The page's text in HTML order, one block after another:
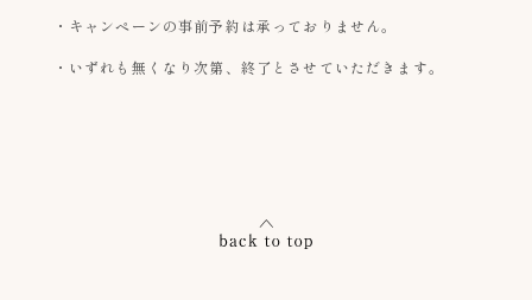
・キャンペーンの事前予約は承っておりません。
・いずれも無くなり次第、終了とさせていただきます。